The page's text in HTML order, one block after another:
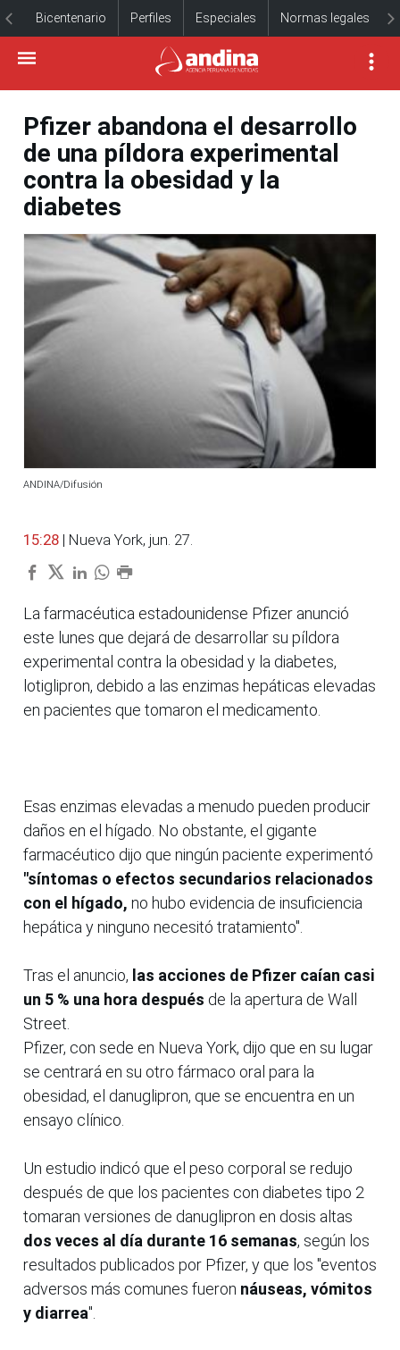
Bicentenario Perfiles Especiales Normas legales
Pfizer abandona el desarrollo
de una píldora experimental
contra la obesidad y la
diabetes
ANDINA/Difusión
15:28 | Nueva York, jun. 27.
La farmacéutica estadounidense Pfizer anunció
este lunes que dejará de desarrollar su píldora
experimental contra la obesidad y la diabetes,
lotiglipron, debido a las enzimas hepáticas elevadas
en pacientes que tomaron el medicamento.
Esas enzimas elevadas a menudo pueden producir
daños en el hígado. No obstante, el gigante
farmacéutico dijo que ningún paciente experimentó
"síntomas o efectos secundarios relacionados
con el hígado, no hubo evidencia de insuficiencia
hepática y ninguno necesitó tratamiento".
Tras el anuncio, las acciones de Pfizer caían casi
un 5 % una hora después de la apertura de Wall
Street.
Pfizer, con sede en Nueva York, dijo que en su lugar
se centrará en su otro fármaco oral para la
obesidad, el danuglipron, que se encuentra en un
ensayo clínico.
Un estudio indicó que el peso corporal se redujo
después de que los pacientes con diabetes tipo 2
tomaran versiones de danuglipron en dosis altas
dos veces al día durante 16 semanas, según los
resultados publicados por Pfizer, y que los "eventos
adversos más comunes fueron náuseas, vómitos
y diarrea".